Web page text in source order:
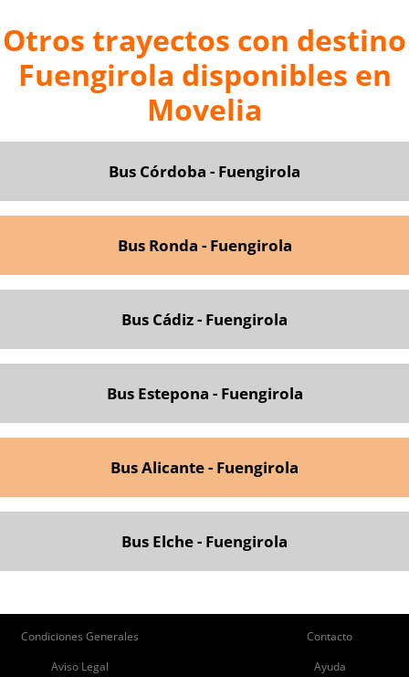
Otros trayectos con destino
Fuengirola disponibles en
Movelia
Bus Córdoba - Fuengirola
Bus Ronda - Fuengirola
Bus Cádiz - Fuengirola
Bus Estepona - Fuengirola
BusAlicante - Fuengirola
Bus Elche - Fuengirola
Condiciones Generales
Aviso Legal
Contacto
Ayuda